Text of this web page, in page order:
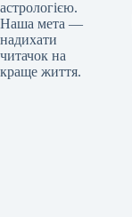
астрологією.
Наша мета —
надихати
читачок на
краще життя.